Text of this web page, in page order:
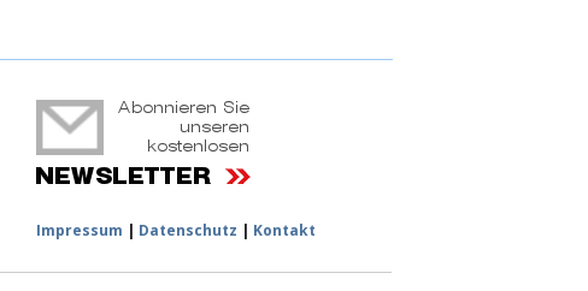
Impressum | Datenschutz | Kontakt